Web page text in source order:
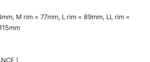
M rim = 77mm, L rim = 89mm, LL rim =
]